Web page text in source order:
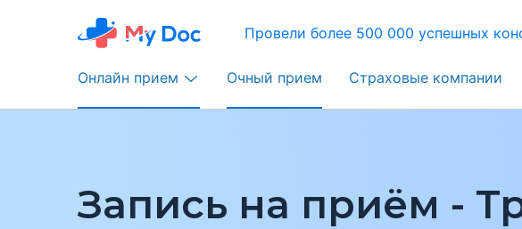
Провели более 500 000 успешных
Онлайн прием Очный прием Страховые компании
Запись на приём -